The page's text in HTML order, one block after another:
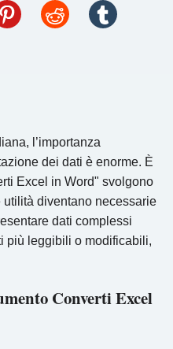
l’importanza
dei dati è enorme. È
Excel in Word" svolgono
diventano necessarie
dati complessi
più leggibili o modificabili,
Converti Excel